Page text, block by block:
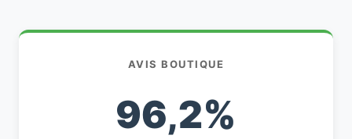
AVIS BOUTIQUE
96,2%